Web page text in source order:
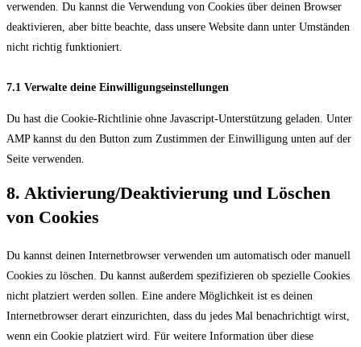
verwenden. Du kannst die Verwendung von Cookies über deinen Browser
deaktivieren, aber bitte beachte, dass unsere Website dann unter Umständen
nicht richtig funktioniert.
7.1 Verwalte deine Einwilligungseinstellungen
Du hast die Cookie-Richtlinie ohne Javascript-Unterstützung geladen. Unter
AMP kannst du den Button zum Zustimmen der Einwilligung unten auf der
Seite verwenden.
8. Aktivierung/Deaktivierung und Löschen
von Cookies
Du kannst deinen Internetbrowser verwenden um automatisch oder manuell
Cookies zu löschen. Du kannst außerdem spezifizieren ob spezielle Cookies
nicht platziert werden sollen. Eine andere Möglichkeit ist es deinen
Internetbrowser derart einzurichten, dass du jedes Mal benachrichtigt wirst,
wenn ein Cookie platziert wird. Für weitere Information über diese